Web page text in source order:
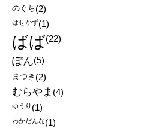
のぐち(2)
はせかず(1)
ばば(22)
ぽん(5)
まつき (2)
むらやま (4)
ゆうり (1)
わかだんな(1)